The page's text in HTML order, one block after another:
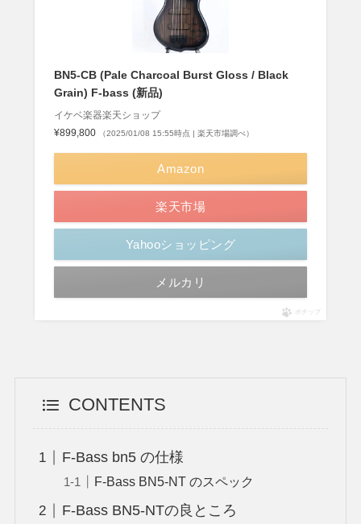
BN5-CB (Pale Charcoal Burst Gloss / Black
Grain) F-bass (新品)
イケベ楽器楽天ショップ
¥899,800
（2025/01/08 15:55時点 | 楽天市場調べ）
Amazon
楽天市場
Yahooショッピング
メルカリ
ポチップ
CONTENTS
F-Bass bn5 の仕様
F-Bass BN5-NT のスペック
F-Bass BN5-NTの良ところ